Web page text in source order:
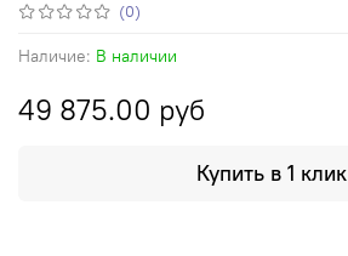
(0)
Наличие: В наличии
49 875.00 руб
Купить в 1 клик